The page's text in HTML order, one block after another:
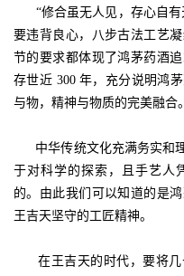
“修合虽无人见，存心自有
要违背良心，八步古法工艺
节的要求都体现了鸿茅药酒
存世近 300 年，充分说明鸿
与物，精神与物质的完美融合
中华传统文化充满务实和
于对科学的探索，且手艺人
的。由此我们可以知道的是
王吉天坚守的工匠精神。
在王吉天的时代，要将几